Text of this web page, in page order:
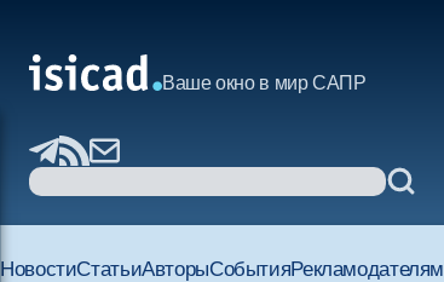
Ваше окно в мир САПР
НовостиСтатьиАвторыСобытияРекламодателям